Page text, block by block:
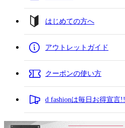
はじめての方へ
アウトレットガイド
クーポンの使い方
d fashionは毎日お得宣言!!